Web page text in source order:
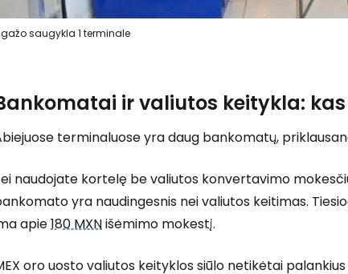
saugykla 1 terminale
ir valiutos keitykla:
terminaluose yra daug bankomatų,
naudojate kortelę be valiutos konvertavimo
yra naudingesnis nei valiutos keitimas.
apie180 MXNišėmimo mokestį.
oro uosto valiutos keityklos siūlo netikėtai